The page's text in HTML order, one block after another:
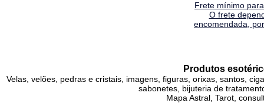
Frete mínimo
O frete
encomendada,
Produtos
Velas, velões, pedras e cristais, imagens, figuras, orixas, santos,
sabonetes, bijuteria de
Mapa Astral, Tarot,